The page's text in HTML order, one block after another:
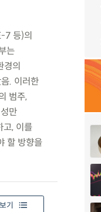
7 등)의
는
의
. 이러한
범주,
만
고, 이를
할 방향을
기